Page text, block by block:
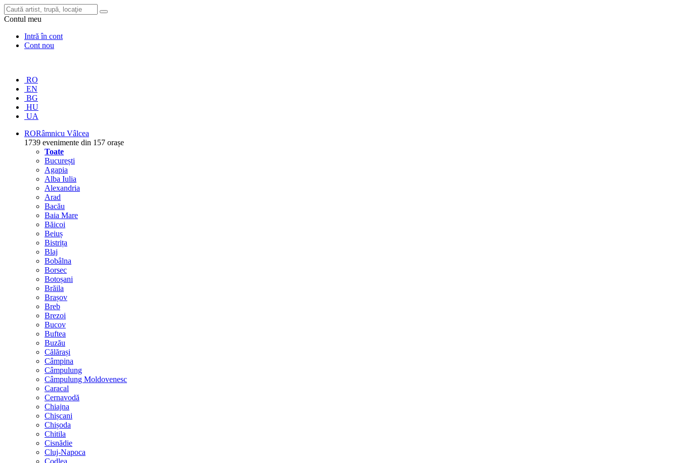
Contul meu
Intră în cont
Cont nou
RO
EN
BG
HU
UA
RORâmnicu Vâlcea
1739 evenimente din 157 orașe
Toate
București
Agapia
Alba Iulia
Alexandria
Arad
Bacău
Baia Mare
Băicoi
Beiuș
Bistrița
Blaj
Bobâlna
Borsec
Botoșani
Brăila
Brașov
Breb
Brezoi
Bucov
Buftea
Buzău
Călărași
Câmpina
Câmpulung
Câmpulung Moldovenesc
Caracal
Cernavodă
Chiajna
Chișcani
Chișoda
Chitila
Cisnădie
Cluj-Napoca
Codlea